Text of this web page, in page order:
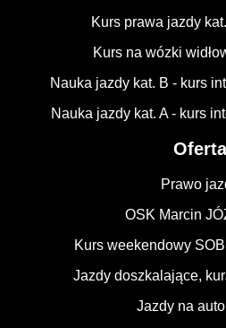
Kurs prawa jazdy
Kurs na wózki
Nauka jazdy kat. B - kurs
Nauka jazdy kat. A - kurs
Oferta
Prawo
OSK Marcin
Kurs weekendowy
Jazdy doszkalające,
Jazdy na